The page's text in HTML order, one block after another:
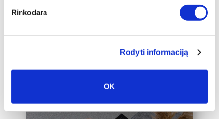
Rinkodara
Rodyti informaciją
OK
mājas interjera akcentu.
rakstot uz labas@drobiunamai.lt.